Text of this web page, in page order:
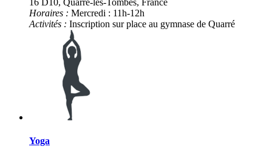
16 D10, Quarré-les-Tombes, France
Horaires : Mercredi : 11h-12h
Activités : Inscription sur place au gymnase de Quarré
Yoga